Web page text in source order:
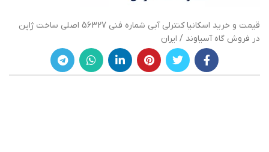
قیمت و خرید اسکانیا کنترلی آبی شماره فنی 56327 اصلی ساخت ژاپن
در فروش گاه آسیاوند / ایران